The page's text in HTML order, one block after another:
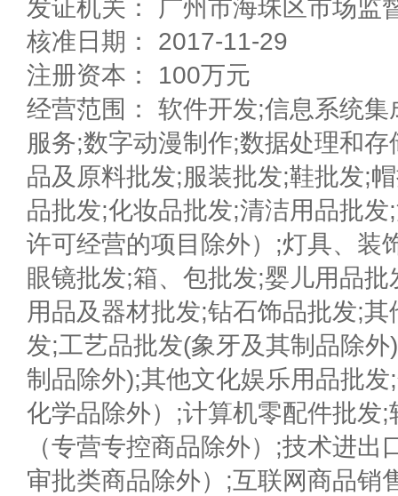
发证机关： 广州市海珠区市场监
核准日期： 2017-11-29
注册资本： 100万元
经营范围： 软件开发;信息系统
服务;数字动漫制作;数据处理和
品及原料批发;服装批发;鞋批发;
品批发;化妆品批发;清洁用品批
许可经营的项目除外）;灯具、装
眼镜批发;箱、包批发;婴儿用品
用品及器材批发;钻石饰品批发;
发;工艺品批发(象牙及其制品除
制品除外);其他文化娱乐用品批
化学品除外）;计算机零配件批发
（专营专控商品除外）;技术进
审批类商品除外）;互联网商品销